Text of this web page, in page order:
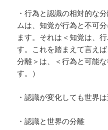
・行為と認識の相対的な
ムは、知覚が行為と不可
ます。それは＜知覚は、
す。これを踏まえて言え
分離＞は、＜行為と可能
す。）
・認識が変化しても世界
・認識と世界の分離